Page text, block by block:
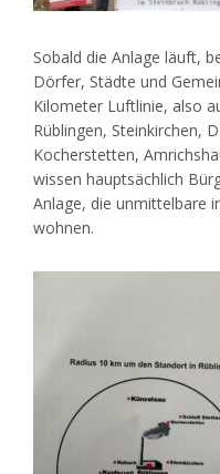
Sobald die Anlage läuft,
Dörfer, Städte und
Kilometer Luftlinie, also
Rüblingen, Steinkirchen,
Kocherstetten,
wissen hauptsächlich
Anlage, die unmittelbare
wohnen.